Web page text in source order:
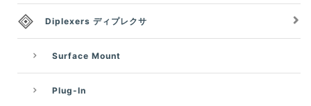
Diplexers ディプレクサ
Surface Mount
Plug-In